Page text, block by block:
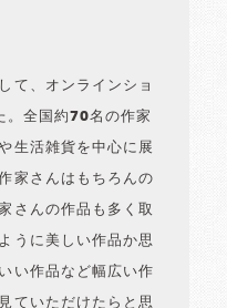
て、オンラインショ
。全国約70名の作家
生活雑貨を中心に展
家さんはもちろんの
さんの作品も多く取
うに美しい作品か思
い作品など幅広い作
ていただけたらと思